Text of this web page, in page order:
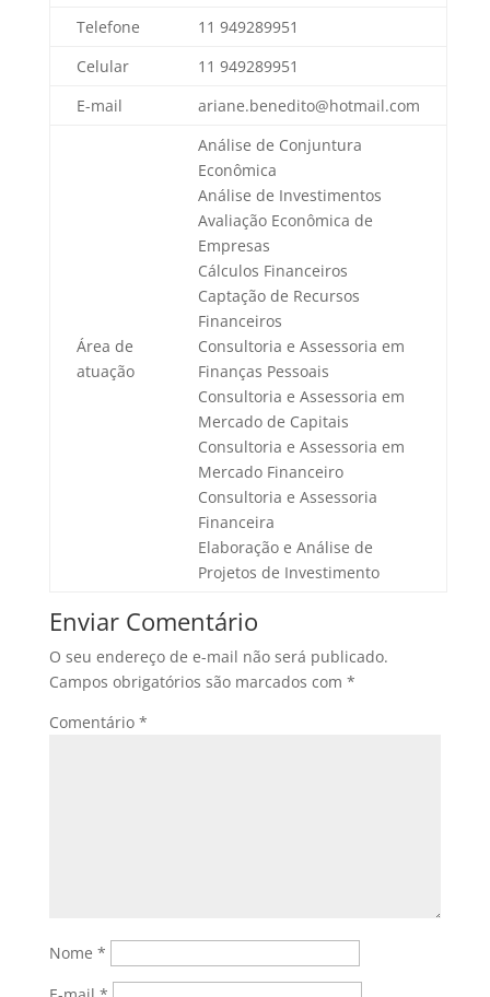
Telefone
11 949289951
Celular
11 949289951
E-mail
ariane.benedito@hotmail.com
Área de
atuação
Análise de Conjuntura
Econômica
Análise de Investimentos
Avaliação Econômica de
Empresas
Cálculos Financeiros
Captação de Recursos
Financeiros
Consultoria e Assessoria em
Finanças Pessoais
Consultoria e Assessoria em
Mercado de Capitais
Consultoria e Assessoria em
Mercado Financeiro
Consultoria e Assessoria
Financeira
Elaboração e Análise de
Projetos de Investimento
Enviar Comentário
O seu endereço de e-mail não será publicado.
Campos obrigatórios são marcados com *
Comentário *
Nome *